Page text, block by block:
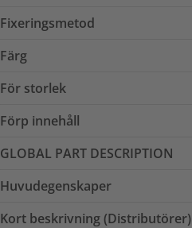
Fixeringsmetod
Färg
För storlek
Förp innehåll
GLOBAL PART DESCRIPTION
Huvudegenskaper
Kort beskrivning (Distributörer)